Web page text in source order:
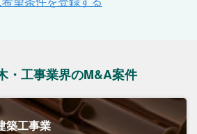
・工事業界のM&A案件
築工事業